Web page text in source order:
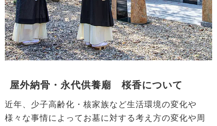
屋外納骨・永代供養廟 桜香について
近年、少子高齢化・核家族など生活環境の変化や
様々な事情によってお墓に対する考え方の変化や周